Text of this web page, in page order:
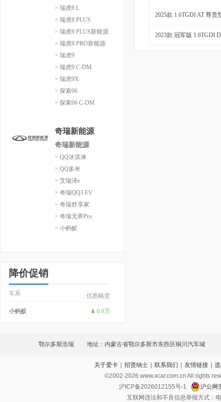
> 瑞虎8 L
> 瑞虎8 PLUS
> 瑞虎8 PLUS新能源
> 瑞虎8 PRO新能源
> 瑞虎9
> 瑞虎9 C-DM
> 瑞虎9X
> 探索06
> 探索06 C-DM
奇瑞新能源
奇瑞新能源
> QQ冰淇淋
> QQ多米
> 艾瑞泽e
> 奇瑞QQ3 EV
> 奇瑞舒享家
> 奇瑞无界Pro
> 小蚂蚁
降价促销
车系 优惠幅度
小蚂蚁 0.9万
2025款 1.6TGDI AT 尊贵
2023款 冠军版 1.6TGDI
鄂尔多斯浩瑞 地址：内蒙古省鄂尔多斯市东胜区铜川汽车城
关于爱卡 | 招贤纳士 | 联系我们 | 友情链接 |
©2002-2026 www.xcar.com.cn All rights
沪ICP备2026012155号-1
沪公网
互联网违法和不良信息举报方式：